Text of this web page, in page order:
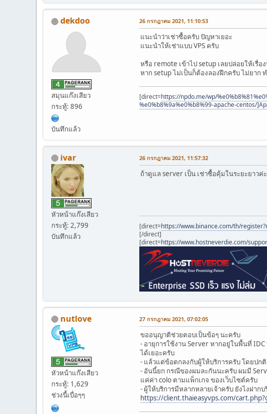
dekdoo
สมุนแก๊งเสียว
กระทู้: 896
บันทึกแล้ว
26 กรกฎาคม 2021, 11:10:53
แนะนำว่าเช่าซื้อครับ ปัญหาเยอะ
แนะนำให้เช่าแบบ VPS ครับ
หรือ remote เข้าไป setup เลยปล่อยให้เรื่
หาก setup ไม่เป็นก็ต้องลองฝึกครับ ไม่ยาก
[direct=https://npdo.me/wp/
%e0%b8%9a%e0%b8%99-apache-centos/
ivar
หัวหน้าแก๊งเสียว
กระทู้: 2,799
บันทึกแล้ว
26 กรกฎาคม 2021, 11:57:32
ถ้าดูแล server เป็น เช่าซื้อคุ้มในระยะยาว
[direct=https://www.binance.com/th/
[/direct]
[direct=https://www.hostneverdie.com/
nutlove
หัวหน้าแก๊งเสียว
กระทู้: 1,629
ช่วงนื้เบื่อๆๆ
27 กรกฎาคม 2021, 07:02:05
ขออนุญาติช่วยตอบเป็นข้อๆ นะครับ
- อายุการใช้งาน Server หากอยู่ในพื้นที่
ได้เยอะครับ
- แล้วแต่ข้อตกลงกับผู้ให้บริการครับ โดยป
- อันนี้ยก กรณีของผมละกันนะครับ ผมมี
แค่ค่า colo ตามแพ็กเกจ ของเว็บไซต์ครับ
- ผู้ให้บริการมีหลากหลายเจ้าครับ ยังไงฝา
https://client.thaieasyvps.com/